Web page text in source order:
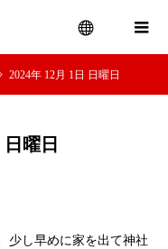
menu
2024年 12月 1日 日曜日
曜日
少し早めに家を出て神社